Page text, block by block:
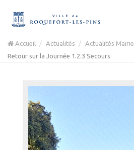
Accueil Actualités
Actualités Mairie
Retour sur la Journée 1.2.3 Secours